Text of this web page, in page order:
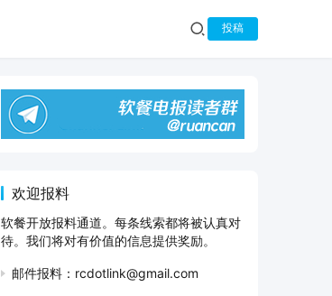
投稿
欢迎报料
软餐开放报料通道。每条线索都将被认真对
待。我们将对有价值的信息提供奖励。
邮件报料：rcdotlink@gmail.com